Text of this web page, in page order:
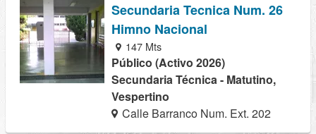
Secundaria Tecnica Num. 26
Himno Nacional
147 Mts
Público (Activo 2026)
Secundaria Técnica - Matutino,
Vespertino
Calle Barranco Num. Ext. 202